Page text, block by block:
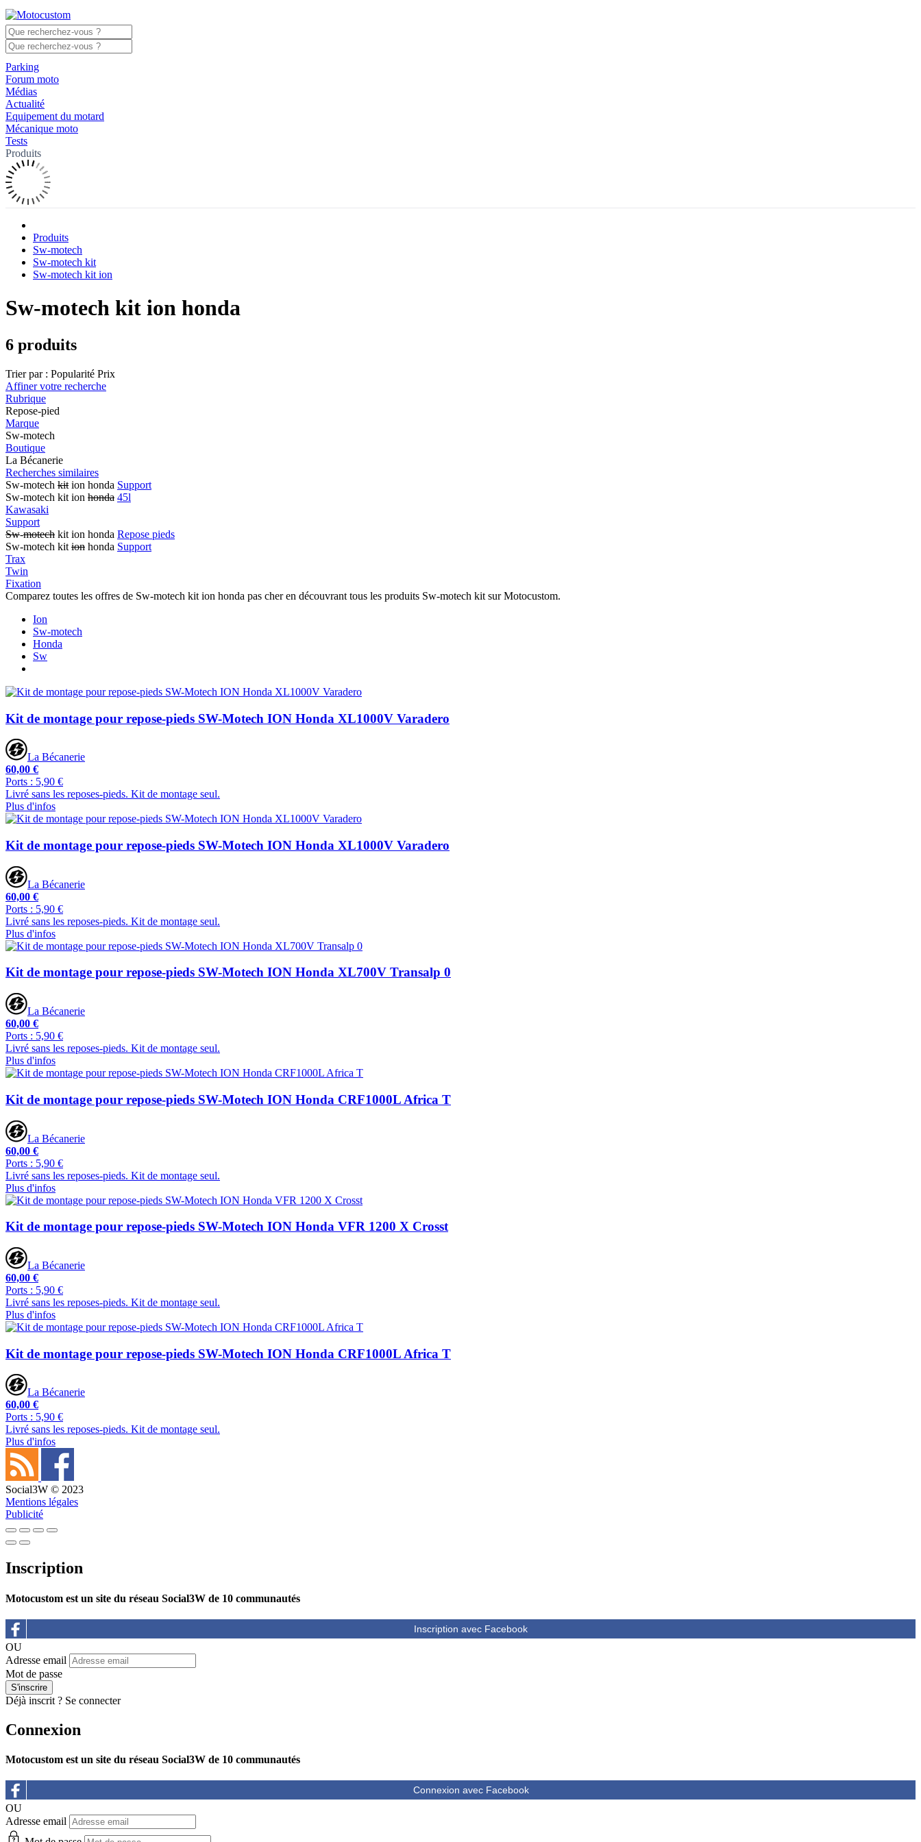
Parking
Forum moto
Médias
Actualité
Equipement du motard
Mécanique moto
Tests
Produits
Produits
Sw-motech
Sw-motech kit
Sw-motech kit ion
Sw-motech kit ion honda
6 produits
Trier par : Popularité Prix
Affiner votre recherche
Rubrique
Repose-pied
Marque
Sw-motech
Boutique
La Bécanerie
Recherches similaires
Sw-motech kit ion honda Support
Sw-motech kit ion honda 45l
Kawasaki
Support
Sw-motech kit ion honda Repose pieds
Sw-motech kit ion honda Support
Trax
Twin
Fixation
Comparez toutes les offres de Sw-motech kit ion honda pas cher en découvrant tous les produits Sw-motech kit sur Motocustom.
Ion
Sw-motech
Honda
Sw
Kit de montage pour repose-pieds SW-Motech ION Honda XL1000V Varadero
La Bécanerie
60,00 €
Ports : 5,90 €
Livré sans les reposes-pieds. Kit de montage seul.
Plus d'infos
Kit de montage pour repose-pieds SW-Motech ION Honda XL1000V Varadero
La Bécanerie
60,00 €
Ports : 5,90 €
Livré sans les reposes-pieds. Kit de montage seul.
Plus d'infos
Kit de montage pour repose-pieds SW-Motech ION Honda XL700V Transalp 0
La Bécanerie
60,00 €
Ports : 5,90 €
Livré sans les reposes-pieds. Kit de montage seul.
Plus d'infos
Kit de montage pour repose-pieds SW-Motech ION Honda CRF1000L Africa T
La Bécanerie
60,00 €
Ports : 5,90 €
Livré sans les reposes-pieds. Kit de montage seul.
Plus d'infos
Kit de montage pour repose-pieds SW-Motech ION Honda VFR 1200 X Crosst
La Bécanerie
60,00 €
Ports : 5,90 €
Livré sans les reposes-pieds. Kit de montage seul.
Plus d'infos
Kit de montage pour repose-pieds SW-Motech ION Honda CRF1000L Africa T
La Bécanerie
60,00 €
Ports : 5,90 €
Livré sans les reposes-pieds. Kit de montage seul.
Plus d'infos
Social3W © 2023
Mentions légales
Publicité
Inscription
Motocustom est un site du réseau Social3W de 10 communautés
OU
Adresse email
Mot de passe
Déjà inscrit ? Se connecter
Connexion
Motocustom est un site du réseau Social3W de 10 communautés
OU
Adresse email